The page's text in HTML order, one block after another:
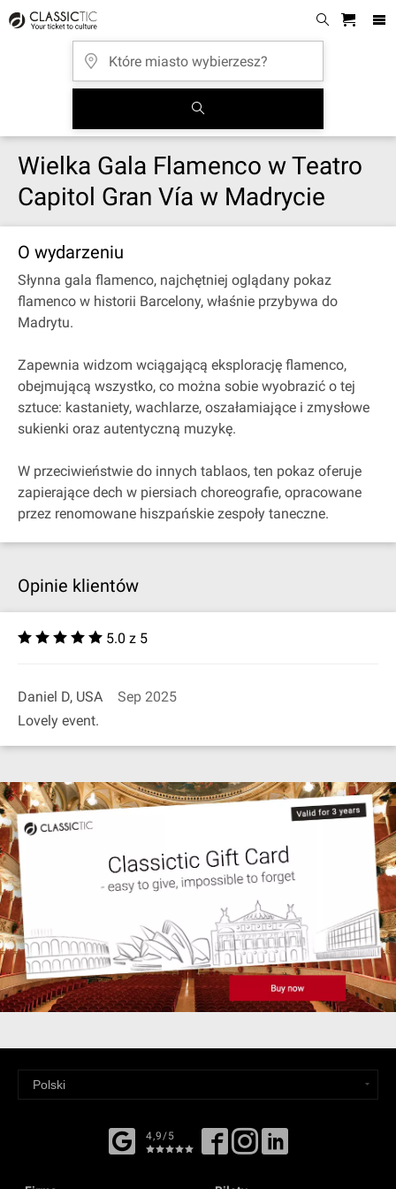
Wielka Gala Flamenco w Teatro
Capitol Gran Vía w Madrycie
O wydarzeniu
Słynna gala flamenco, najchętniej oglądany pokaz
flamenco w historii Barcelony, właśnie przybywa do
Madrytu.
Zapewnia widzom wciągającą eksplorację flamenco,
obejmującą wszystko, co można sobie wyobrazić o tej
sztuce: kastaniety, wachlarze, oszałamiające i zmysłowe
sukienki oraz autentyczną muzykę.
W przeciwieństwie do innych tablaos, ten pokaz oferuje
zapierające dech w piersiach choreografie, opracowane
przez renomowane hiszpańskie zespoły taneczne.
Opinie klientów
5.0 z 5
Daniel D, USA
Sep 2025
Lovely event.
4,9/5